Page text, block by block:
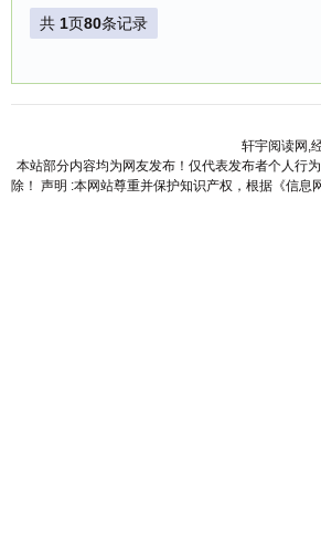
共 1页80条记录
轩宇阅读网,
本站部分内容均为网友发布！仅代表发布者个人行
除！ 声明 :本网站尊重并保护知识产权，根据《信